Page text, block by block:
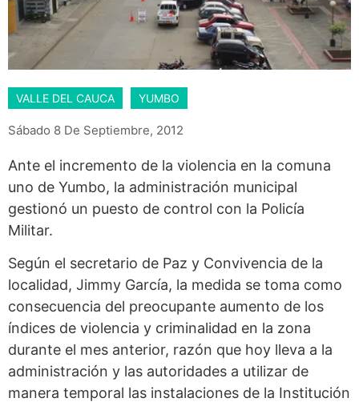
VALLE DEL CAUCA YUMBO
Sábado 8 De Septiembre, 2012
Ante el incremento de la violencia en la comuna
uno de Yumbo, la administración municipal
gestionó un puesto de control con la Policía
Militar.
Según el secretario de Paz y Convivencia de la
localidad, Jimmy García, la medida se toma como
consecuencia del preocupante aumento de los
índices de violencia y criminalidad en la zona
durante el mes anterior, razón que hoy lleva a la
administración y las autoridades a utilizar de
manera temporal las instalaciones de la Institución